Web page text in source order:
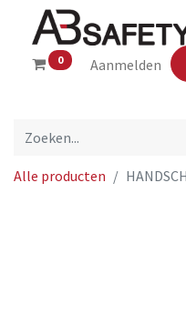
0 Aanmelden
Alle producten